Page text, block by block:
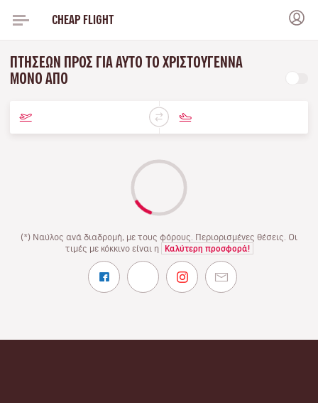
CHEAP FLIGHT
ΠΤΉΣΕΩΝ ΠΡΟΣ ΓΙΑ ΑΥΤΌ ΤΟ ΧΡΙΣΤΟΎΓΕΝΝΑ
ΜΌΝΟ ΑΠΌ
(*) Ναύλος ανά διαδρομή, με τους φόρους. Περιορισμένες θέσεις. Οι
τιμές με κόκκινο είναι η
Καλύτερη προσφορά!